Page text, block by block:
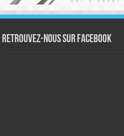
Retrouvez-nous sur Facebook